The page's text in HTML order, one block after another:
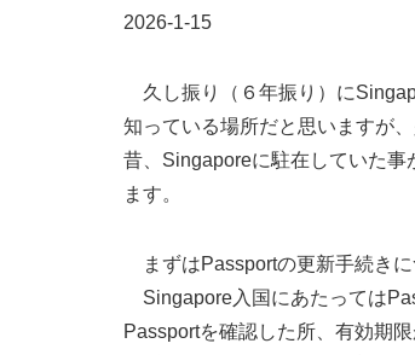
2026-1-15
久し振り（６年振り）に
知っている場所だと思いますが
昔、Singaporeに駐在していた事
ます。
まずはPassportの更新手続きに
Singapore入国にあたっては
Passportを確認した所、有効期